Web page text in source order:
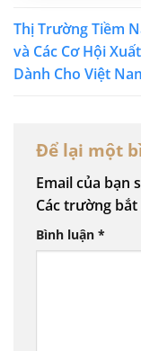
Thị Trường Tiềm
và Các Cơ Hội
Dành Cho Việt
Để lại một
Email của bạn
Các trường
Bình luận *